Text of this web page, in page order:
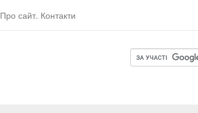
Про сайт. Контакти